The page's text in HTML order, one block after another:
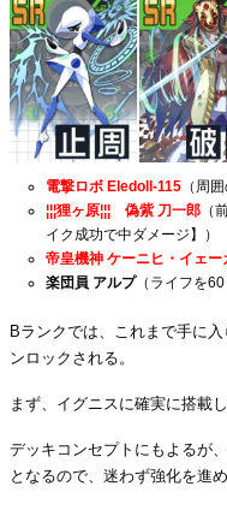
電撃ロボ Eledoll-115 （周
¦¦¦狸ヶ原¦¦¦ 偽紫 刀一郎 （
イク成功で中ダメージ】）
帝皇機神 ケーニヒ・イェー
楽団員 アルプ（ライフを60
Bランクでは、これまで手に
ンロックされる。
まず、イグニスに確実に搭載
デッキコンセプトにもよるが
となるので、迷わず強化を進め